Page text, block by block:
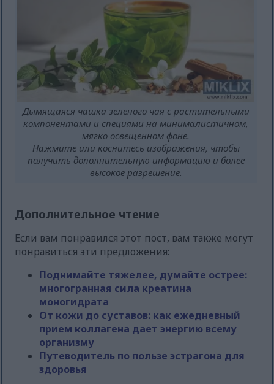
Дымящаяся чашка зеленого чая с растительными
компонентами и специями на минималистичном,
мягко освещенном фоне.
Нажмите или коснитесь изображения, чтобы
получить дополнительную информацию и более
высокое разрешение.
Дополнительное чтение
Если вам понравился этот пост, вам также могут
понравиться эти предложения:
Поднимайте тяжелее, думайте острее:
многогранная сила креатина
моногидрата
От кожи до суставов: как ежедневный
прием коллагена дает энергию всему
организму
Путеводитель по пользе эстрагона для
здоровья